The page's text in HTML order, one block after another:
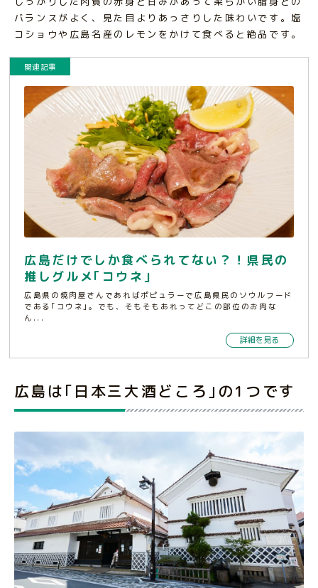
バランスがよく、見た目よりあっさりした味わいです。塩
コショウや広島名産のレモンをかけて食べると絶品です。
広島だけでしか食べられてない？！県民の
推しグルメ｢コウネ｣
広島県の焼肉屋さんであればポピュラーで広島県民のソウルフード
である｢コウネ｣。でも、そもそもあれってどこの部位のお肉な
ん...
詳細を見る
関連記事
広島は｢日本三大酒どころ｣の1つです